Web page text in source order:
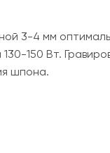
3-4 мм
150 Вт.
шпона.